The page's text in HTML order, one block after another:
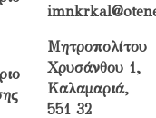
Μητροπολίτου
Χρυσάνθου 1,
Καλαμαριά,
551 32